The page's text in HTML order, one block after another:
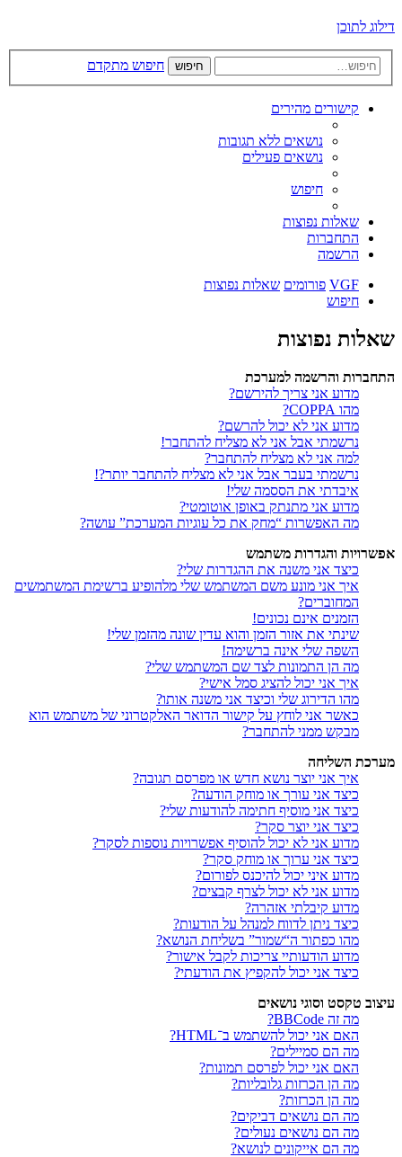
דילוג לתוכן
חיפוש חיפוש מתקדם
קישורים מהירים
נושאים ללא תגובות
נושאים פעילים
חיפוש
שאלות נפוצות
התחברות
הרשמה
VGF פורומים שאלות נפוצות
חיפוש
שאלות נפוצות
התחברות והרשמה למערכת
מדוע אני צריך להירשם?
מהו COPPA?
מדוע אני לא יכול להרשם?
נרשמתי אבל אני לא מצליח להתחבר!
למה אני לא מצליח להתחבר?
נרשמתי בעבר אבל אני לא מצליח להתחבר יותר?!
איבדתי את הססמה שלי!
מדוע אני מתנתק באופן אוטומטי?
מה האפשרות “מחק את כל עוגיות המערכת” עושה?
אפשרויות והגדרות משתמש
כיצד אני משנה את ההגדרות שלי?
איך אני מונע משם המשתמש שלי מלהופיע ברשימת המשתמשים
המחוברים?
הזמנים אינם נכונים!
שינתי את אזור הזמן והוא עדין שונה מהזמן שלי!
השפה שלי אינה ברשימה!
מה הן התמונות לצד שם המשתמש שלי?
איך אני יכול להציג סמל אישי?
מהו הדירוג שלי וכיצד אני משנה אותו?
כאשר אני לוחץ על קישור הדואר האלקטרוני של משתמש הוא
מבקש ממני להתחבר?
מערכת השליחה
איך אני יוצר נושא חדש או מפרסם תגובה?
כיצד אני עורך או מוחק הודעה?
כיצד אני מוסיף חתימה להודעות שלי?
כיצד אני יוצר סקר?
מדוע אני לא יכול להוסיף אפשרויות נוספות לסקר?
כיצד אני ערוך או מוחק סקר?
מדוע איני יכול להיכנס לפורום?
מדוע אני לא יכול לצרף קבצים?
מדוע קיבלתי אזהרה?
כיצד ניתן לדווח למנהל על הודעות?
מהו כפתור ה“שמור” בשליחת הנושא?
מדוע הודעותיי צריכות לקבל אישור?
כיצד אני יכול להקפיץ את הודעתי?
עיצוב טקסט וסוגי נושאים
מה זה BBCode?
האם אני יכול להשתמש ב־HTML?
מה הם סמיילים?
האם אני יכול לפרסם תמונות?
מה הן הכרזות גלובליות?
מה הן הכרזות?
מה הם נושאים דביקים?
מה הם נושאים נעולים?
מה הם אייקונים לנושא?